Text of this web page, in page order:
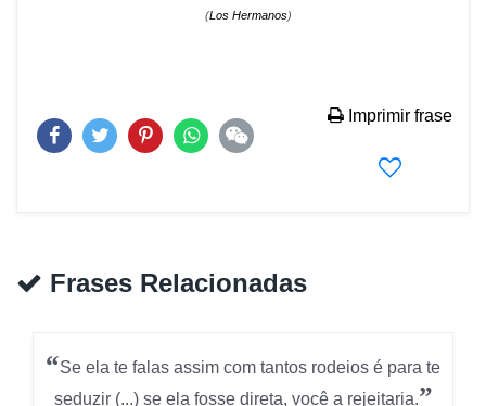
(Los Hermanos)
Imprimir frase
Frases Relacionadas
“Se ela te falas assim com tantos rodeios é para te
seduzir (...) se ela fosse direta, você a rejeitaria.”